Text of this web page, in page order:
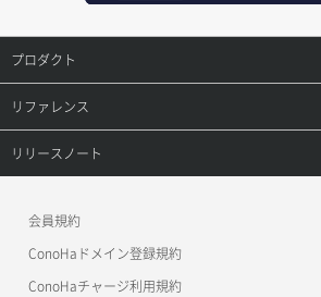
ネットワーク一覧取得
ネットワーク作成（ローカルネットワーク用）
メンバー更新
メンバー詳細取得
メンバー追加
オブジェクト複製
オブジェクト詳細取得
コンテナ一覧取得
コンテナ作成
コンテナ削除
レコード更新
レコード詳細取得
プロダクト
プロダクトトップ
ConoHa VPS(Ver.3.0)
ConoHa for GAME
リファレンス
リファレンストップ
OpenStack CLI
リリースノート
会員規約
ConoHaドメイン登録規約
ConoHaチャージ利用規約